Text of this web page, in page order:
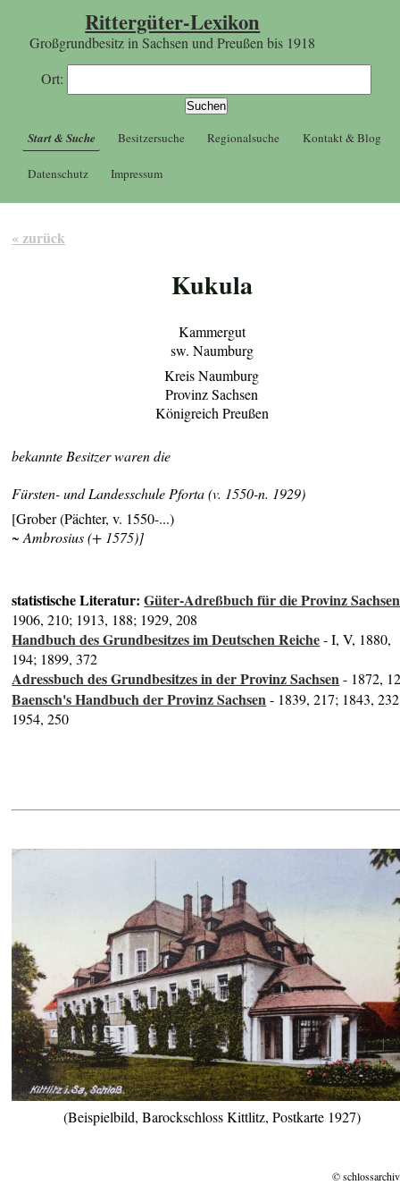
Rittergüter-Lexikon
Großgrundbesitz in Sachsen und Preußen bis 1918
Ort:
Start & Suche Besitzersuche Regionalsuche Kontakt & Blog
Datenschutz Impressum
« zurück
Kukula
Kammergut
sw. Naumburg
Kreis Naumburg
Provinz Sachsen
Königreich Preußen
bekannte Besitzer waren die
Fürsten- und Landesschule Pforta (v. 1550-n. 1929)
[Grober (Pächter, v. 1550-...)
~ Ambrosius (+ 1575)]
statistische Literatur:Güter-Adreßbuch für die Provinz Sachsen
1906, 210; 1913, 188; 1929, 208
Handbuch des Grundbesitzes im Deutschen Reiche- I, V, 1880,
194; 1899, 372
Adressbuch des Grundbesitzes in der Provinz Sachsen- 1872,
Baensch's Handbuch der Provinz Sachsen- 1839, 217; 1843,
1954, 250
(Beispielbild, Barockschloss Kittlitz, Postkarte 1927)
©